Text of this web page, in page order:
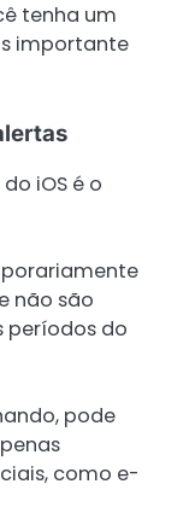
tenha um
importante
iOS é o
não são
períodos do
pode
como e-